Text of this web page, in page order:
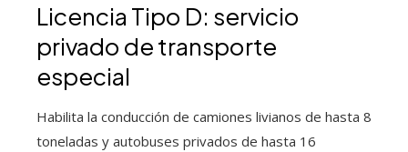
Licencia Tipo D: servicio
privado de transporte
especial
Habilita la conducción de camiones livianos de hasta 8
toneladas y autobuses privados de hasta 16